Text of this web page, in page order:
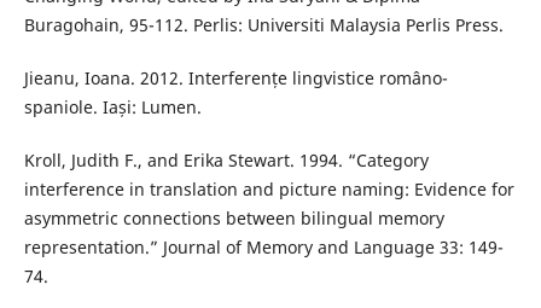
Buragohain, 95-112. Perlis: Universiti Malaysia Perlis Press.
Jieanu, Ioana. 2012. Interferențe lingvistice româno-
spaniole. Iași: Lumen.
Kroll, Judith F., and Erika Stewart. 1994. “Category
interference in translation and picture naming: Evidence for
asymmetric connections between bilingual memory
representation.” Journal of Memory and Language 33: 149-
74.